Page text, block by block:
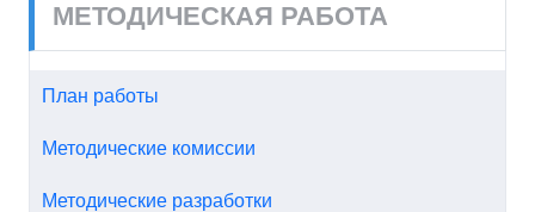
МЕТОДИЧЕСКАЯ РАБОТА
План работы
Методические комиссии
Методические разработки